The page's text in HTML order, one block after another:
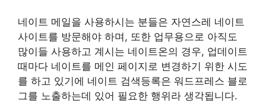
네이트 메일을 사용하시는 분들은 자연스레 네이트
사이트를 방문해야 하며, 또한 업무용으로 아직도
많이들 사용하고 계시는 네이트온의 경우, 업데이트
때마다 네이트를 메인 페이지로 변경하기 위한 시도
를 하고 있기에 네이트 검색등록은 워드프레스 블로
그를 노출하는데 있어 필요한 행위라 생각됩니다.